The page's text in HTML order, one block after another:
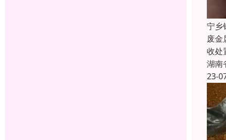
宁乡
废金
收处
湖南
23-